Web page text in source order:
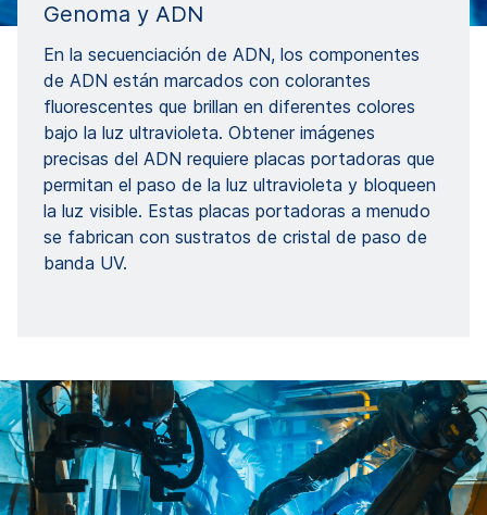
Genoma y ADN
En la secuenciación de ADN, los componentes
de ADN están marcados con colorantes
fluorescentes que brillan en diferentes colores
bajo la luz ultravioleta. Obtener imágenes
precisas del ADN requiere placas portadoras que
permitan el paso de la luz ultravioleta y bloqueen
la luz visible. Estas placas portadoras a menudo
se fabrican con sustratos de cristal de paso de
banda UV.